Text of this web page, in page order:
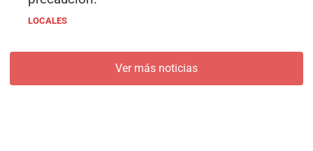
LOCALES
Ver más noticias